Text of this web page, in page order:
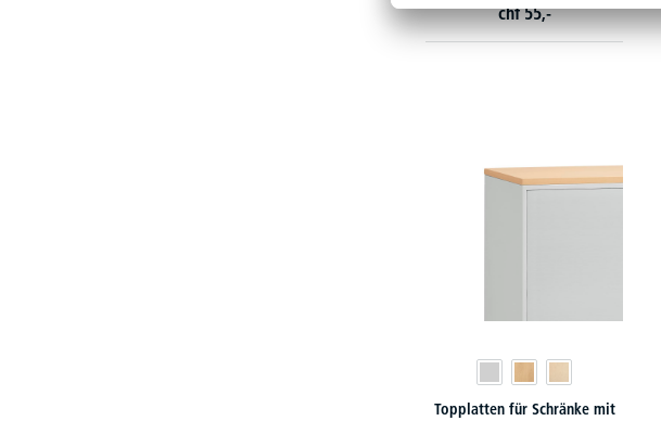
chf 55,-
Topplatten für Schränke mit